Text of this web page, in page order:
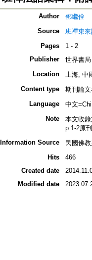
Author
鄧繼佺
Source
班禪東來
Pages
1 - 2
Publisher
世界書局
Location
上海, 中
Content type
期刊論
Language
中文
Note
本文收
p.1-2原刊
Information Source
民國佛
Hits
466
Created date
Modified date